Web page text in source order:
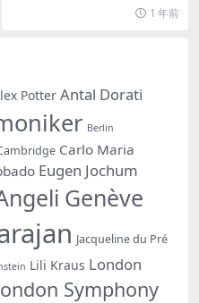
1 年前
Potter Antal Dorati
Berlin
Carlo Maria
Eugen Jochum
Genève
Jacqueline du Pré
Lili Kraus London
Symphony